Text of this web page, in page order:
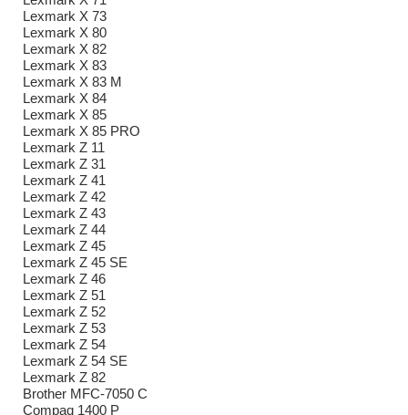
Lexmark X 73
Lexmark X 80
Lexmark X 82
Lexmark X 83
Lexmark X 83 M
Lexmark X 84
Lexmark X 85
Lexmark X 85 PRO
Lexmark Z 11
Lexmark Z 31
Lexmark Z 41
Lexmark Z 42
Lexmark Z 43
Lexmark Z 44
Lexmark Z 45
Lexmark Z 45 SE
Lexmark Z 46
Lexmark Z 51
Lexmark Z 52
Lexmark Z 53
Lexmark Z 54
Lexmark Z 54 SE
Lexmark Z 82
Brother MFC-7050 C
Compaq 1400 P